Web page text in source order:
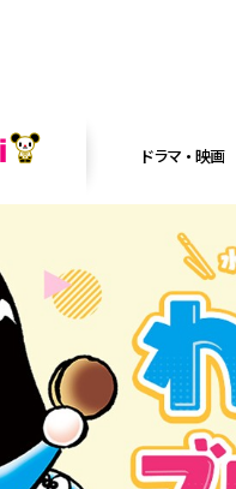
ドラマ・映画